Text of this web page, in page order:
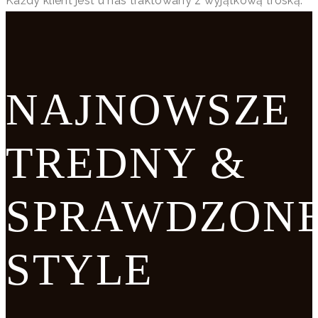
NAJNOWSZE
TREDNY &
STYLE